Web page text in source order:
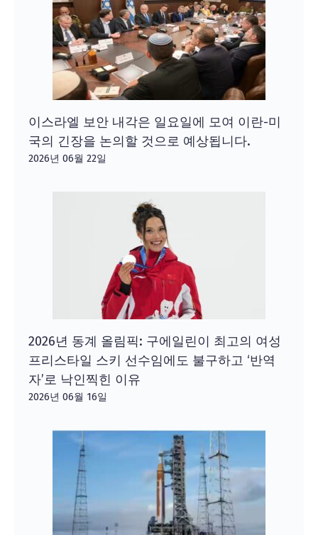
이스라엘 보안 내각은 일요일에 모여 이란-미
국의 긴장을 논의할 것으로 예상됩니다.
2026년 06월 22일
2026년 동계 올림픽: 구에일린이 최고의 여성
프리스타일 스키 선수임에도 불구하고 ‘반역
자’로 낙인찍힌 이유
2026년 06월 16일